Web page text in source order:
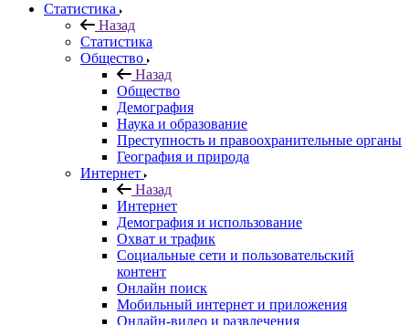
Статистика
Назад
Статистика
Общество
Назад
Общество
Демография
Наука и образование
Преступность и правоохранительные органы
География и природа
Интернет
Назад
Интернет
Демография и использование
Охват и трафик
Социальные сети и пользовательский
контент
Онлайн поиск
Мобильный интернет и приложения
Онлайн-видео и развлечения